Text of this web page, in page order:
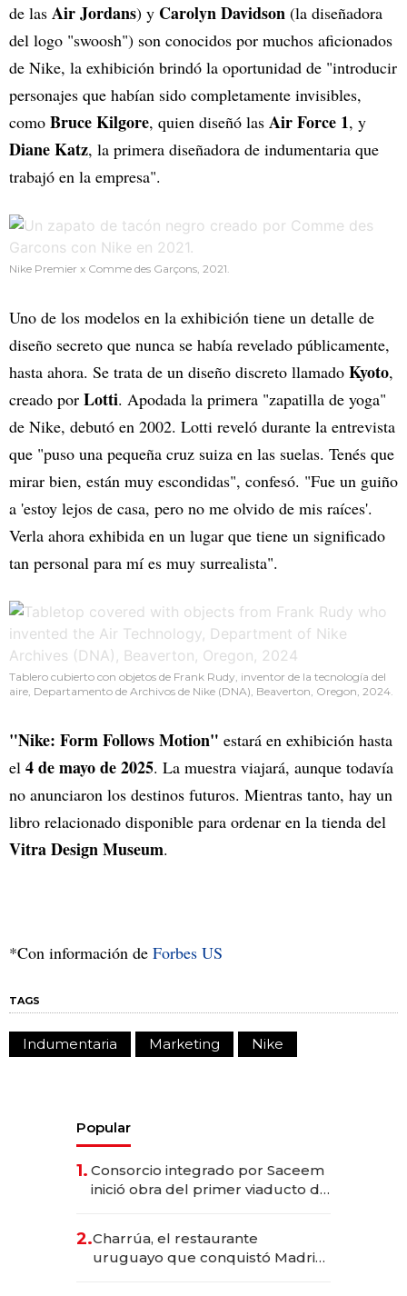
de las Air Jordans) y Carolyn Davidson (la diseñadora
del logo "swoosh") son conocidos por muchos aficionados
de Nike, la exhibición brindó la oportunidad de "introducir
personajes que habían sido completamente invisibles,
como Bruce Kilgore, quien diseñó las Air Force 1, y
Diane Katz, la primera diseñadora de indumentaria que
trabajó en la empresa".
Nike Premier x Comme des Garçons, 2021.
Uno de los modelos en la exhibición tiene un detalle de
diseño secreto que nunca se había revelado públicamente,
hasta ahora. Se trata de un diseño discreto llamado Kyoto,
creado por Lotti. Apodada la primera "zapatilla de yoga"
de Nike, debutó en 2002. Lotti reveló durante la entrevista
que "puso una pequeña cruz suiza en las suelas. Tenés que
mirar bien, están muy escondidas", confesó. "Fue un guiño
a 'estoy lejos de casa, pero no me olvido de mis raíces'.
Verla ahora exhibida en un lugar que tiene un significado
tan personal para mí es muy surrealista".
Tablero cubierto con objetos de Frank Rudy, inventor de la tecnología del
aire, Departamento de Archivos de Nike (DNA), Beaverton, Oregon, 2024.
"Nike: Form Follows Motion" estará en exhibición hasta
el 4 de mayo de 2025. La muestra viajará, aunque todavía
no anunciaron los destinos futuros. Mientras tanto, hay un
libro relacionado disponible para ordenar en la tienda del
Vitra Design Museum.
*Con información de Forbes US
TAGS
Indumentaria Marketing Nike
Popular
1. Consorcio integrado por Saceem
inició obra del primer viaducto de
millones
2.Charrúa, el restaurante
uruguayo que conquistó Madrid: